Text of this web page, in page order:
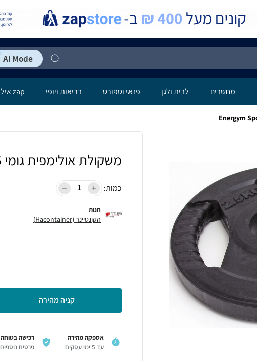
מחשבים לבית ולגן פנאי וספורט בריאות ויופי zap אילת
משקולת אולימפית גומי Energym Sport PLR25
כמות:
חנות
הקונטיינר (Hacontainer)
קניה מהירה
אספקה מהירה
עד 5 ימי עסקים
רכישה בטוחה
פרטים נוספים